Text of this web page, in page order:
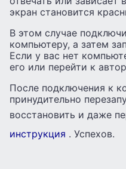
экран становится
В этом случае
компьютеру, а затем
Если у вас нет
его или перейти к
После подключения к
принудительно
восстановить и даже
инструкция . Успехов.